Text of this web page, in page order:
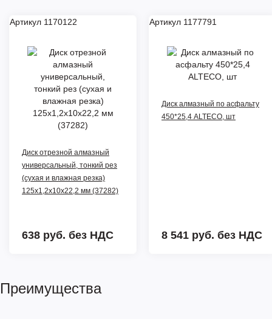
Артикул 1170122
Диск отрезной алмазный
универсальный, тонкий рез
(сухая и влажная резка)
125х1,2х10х22,2 мм (37282)
638 руб. без НДС
Артикул 1177791
Диск алмазный по асфальту
450*25,4 ALTECO, шт
8 541 руб. без НДС
Преимущества